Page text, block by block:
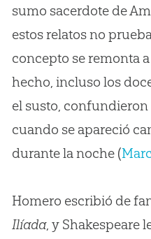
sumo sacerdote de
estos relatos no
concepto se remonta
hecho, incluso los
el susto,
cuando se apareció
durante la noche (
Homero escribió de
Ilíada, y Shakespeare